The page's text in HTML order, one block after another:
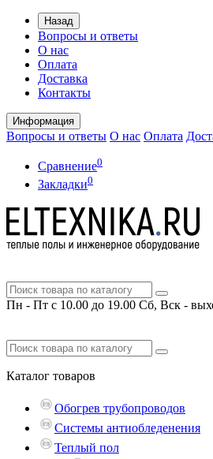
Назад
Вопросы и ответы
О нас
Оплата
Доставка
Контакты
Информация
Вопросы и ответы О нас Оплата
Сравнение0
Закладки0
Пн - Пт с 10.00 до 19.00 Сб, Вск -
Каталог товаров
Обогрев трубопроводов
Системы антиобледенения
Теплый пол